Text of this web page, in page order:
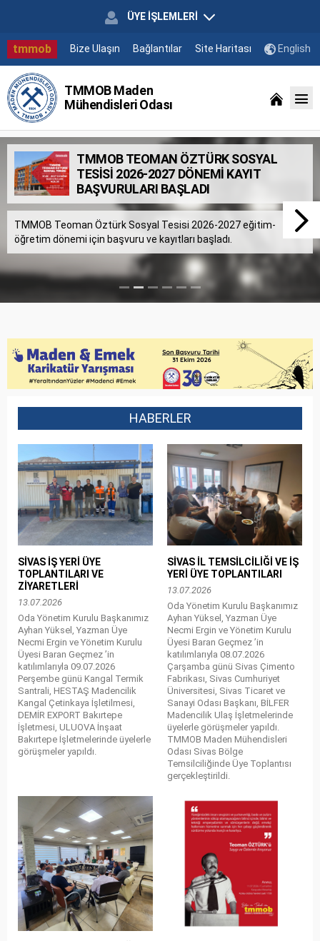
ÜYE İŞLEMLERİ
tmmob Bize Ulaşın Bağlantılar Site Haritası English
TMMOB Maden
Mühendisleri Odası
TMMOB TEOMAN ÖZTÜRK SOSYAL
TESİSİ 2026-2027 DÖNEMİ KAYIT
BAŞVURULARI BAŞLADI
TMMOB Teoman Öztürk Sosyal Tesisi 2026-2027 eğitim-
öğretim dönemi için başvuru ve kayıtları başladı.
HABERLER
SİVAS İŞ YERİ ÜYE
TOPLANTILARI VE
ZİYARETLERİ
13.07.2026
Oda Yönetim Kurulu Başkanımız
Ayhan Yüksel, Yazman Üye
Necmi Ergin ve Yönetim Kurulu
Üyesi Baran Geçmez ’in
katılımlarıyla 09.07.2026
Perşembe günü Kangal Termik
Santrali, HESTAŞ Madencilik
Kangal Çetinkaya İşletilmesi,
DEMİR EXPORT Bakırtepe
İşletmesi, ULUOVA İnşaat
Bakırtepe İşletmelerinde üyelerle
görüşmeler yapıldı.
SİVAS İL TEMSİLCİLİĞİ VE İŞ
YERİ ÜYE TOPLANTILARI
13.07.2026
Oda Yönetim Kurulu Başkanımız
Ayhan Yüksel, Yazman Üye
Necmi Ergin ve Yönetim Kurulu
Üyesi Baran Geçmez ’in
katılımlarıyla 08.07.2026
Çarşamba günü Sivas Çimento
Fabrikası, Sivas Cumhuriyet
Üniversitesi, Sivas Ticaret ve
Sanayi Odası Başkanı, BİLFER
Madencilik Ulaş İşletmelerinde
üyelerle görüşmeler yapıldı.
TMMOB Maden Mühendisleri
Odası Sivas Bölge
Temsilciliğinde Üye Toplantısı
gerçekleştirildi.